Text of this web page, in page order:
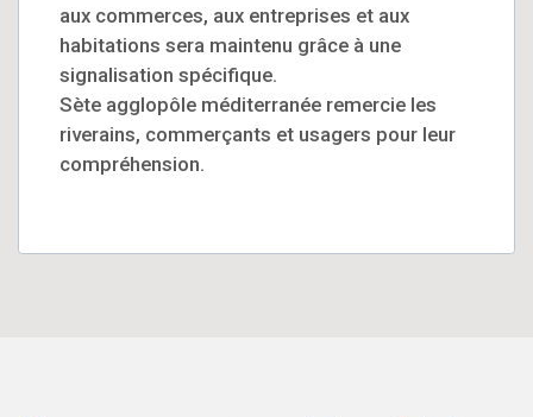
aux commerces, aux entreprises et aux
habitations sera maintenu grâce à une
signalisation spécifique.
Sète agglopôle méditerranée remercie les
riverains, commerçants et usagers pour leur
compréhension.